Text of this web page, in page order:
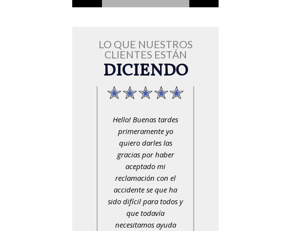
LO QUE NUESTROS
CLIENTES ESTÁN
DICIENDO
Hello! Buenas tardes
primeramente yo
quiero darles las
gracias por haber
aceptado mi
reclamación con el
accidente se que ha
sido difícil para todos y
que todavía
necesitamos ayuda